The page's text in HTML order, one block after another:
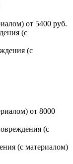
от 5400 руб.
(с
(с
от 8000
(с
(с материалом)